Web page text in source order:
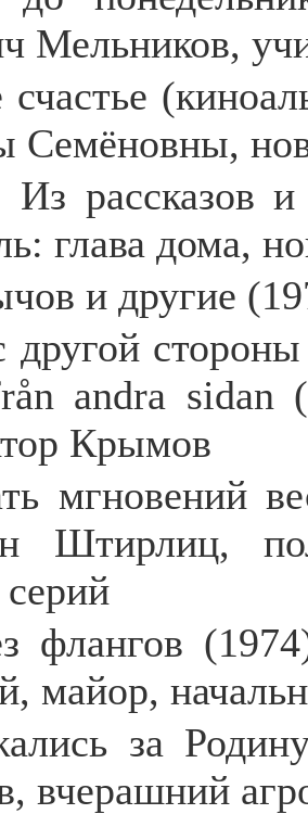
Мельников,
Из рассказов
глава дома,
и другие
другой
andra sidan
Крымов
мгновений
Штирлиц,
флангов
майор,
за
вчерашний